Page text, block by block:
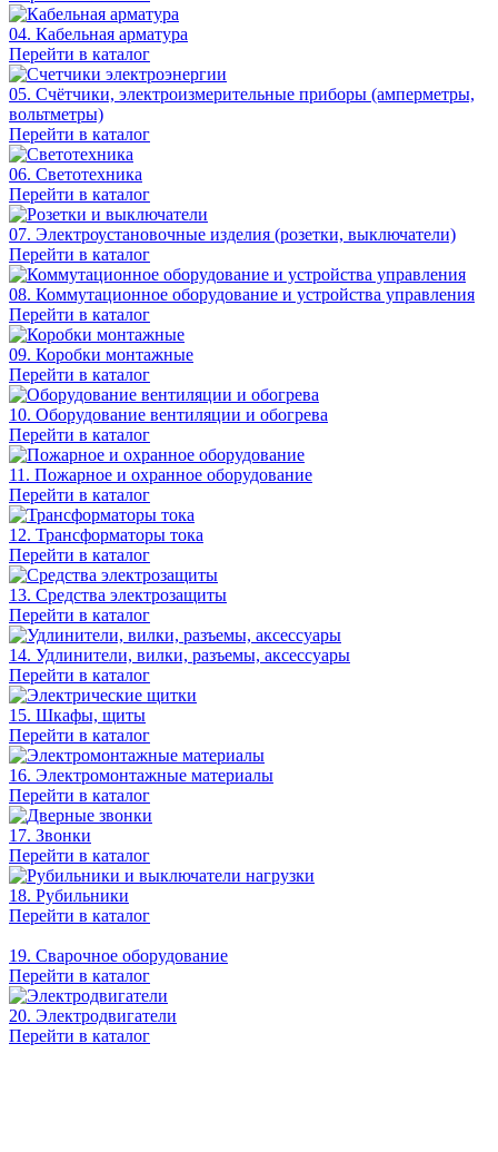
04. Кабельная арматура
Перейти в каталог
05. Счётчики, электроизмерительные приборы (амперметры,
вольтметры)
Перейти в каталог
06. Светотехника
Перейти в каталог
07. Электроустановочные изделия (розетки, выключатели)
Перейти в каталог
08. Коммутационное оборудование и устройства управления
Перейти в каталог
09. Коробки монтажные
Перейти в каталог
10. Оборудование вентиляции и обогрева
Перейти в каталог
11. Пожарное и охранное оборудование
Перейти в каталог
12. Трансформаторы тока
Перейти в каталог
13. Средства электрозащиты
Перейти в каталог
14. Удлинители, вилки, разъемы, аксессуары
Перейти в каталог
15. Шкафы, щиты
Перейти в каталог
16. Электромонтажные материалы
Перейти в каталог
17. Звонки
Перейти в каталог
18. Рубильники
Перейти в каталог
19. Сварочное оборудование
Перейти в каталог
20. Электродвигатели
Перейти в каталог